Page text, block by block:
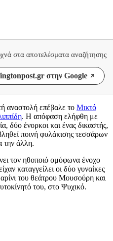
στα αποτελέσματα αναζήτησης
στην Google
αναστολή επέβαλε το Μικτό
. Η απόφαση ελήφθη με
δύο ένορκοι και ένας δικαστής,
ποινή φυλάκισης τεσσάρων
την άλλη.
τον ηθοποιό ομόφωνα ένοχο
καταγγείλει οι δύο γυναίκες
του θεάτρου Μουσούρη και
του, στο Ψυχικό.